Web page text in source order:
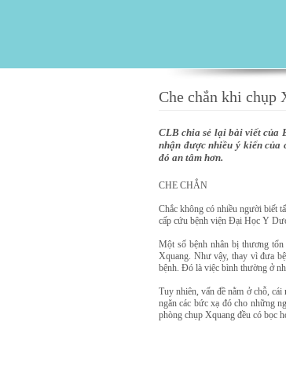
Che chắn khi chụp
CLB chia sẻ lại bài viết của
nhận được nhiều ý kiến của
đó an tâm hơn.
CHE CHẮN
Chắc không có nhiều người biết
cấp cứu bệnh viện Đại Học Y
Một số bệnh nhân bị thương
Xquang. Như vậy, thay vì đưa
bệnh. Đó là việc bình thường ở
Tuy nhiên, vấn đề nằm ở chỗ,
ngăn các bức xạ đó cho những
phòng chụp Xquang đều có bọc